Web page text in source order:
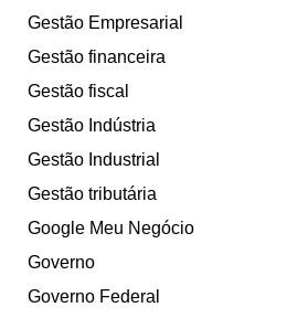
Gestão Empresarial
Gestão financeira
Gestão fiscal
Gestão Indústria
Gestão Industrial
Gestão tributária
Google Meu Negócio
Governo
Governo Federal